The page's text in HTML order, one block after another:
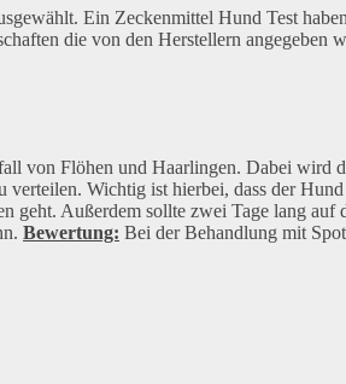
Ein Zeckenmittel Hund Test
die von den Herstellern angegeben
von Flöhen und Haarlingen. Dabei wird
Wichtig ist hierbei, dass der
geht. Außerdem sollte zwei Tage lang auf
Bewertung: Bei der Behandlung mit